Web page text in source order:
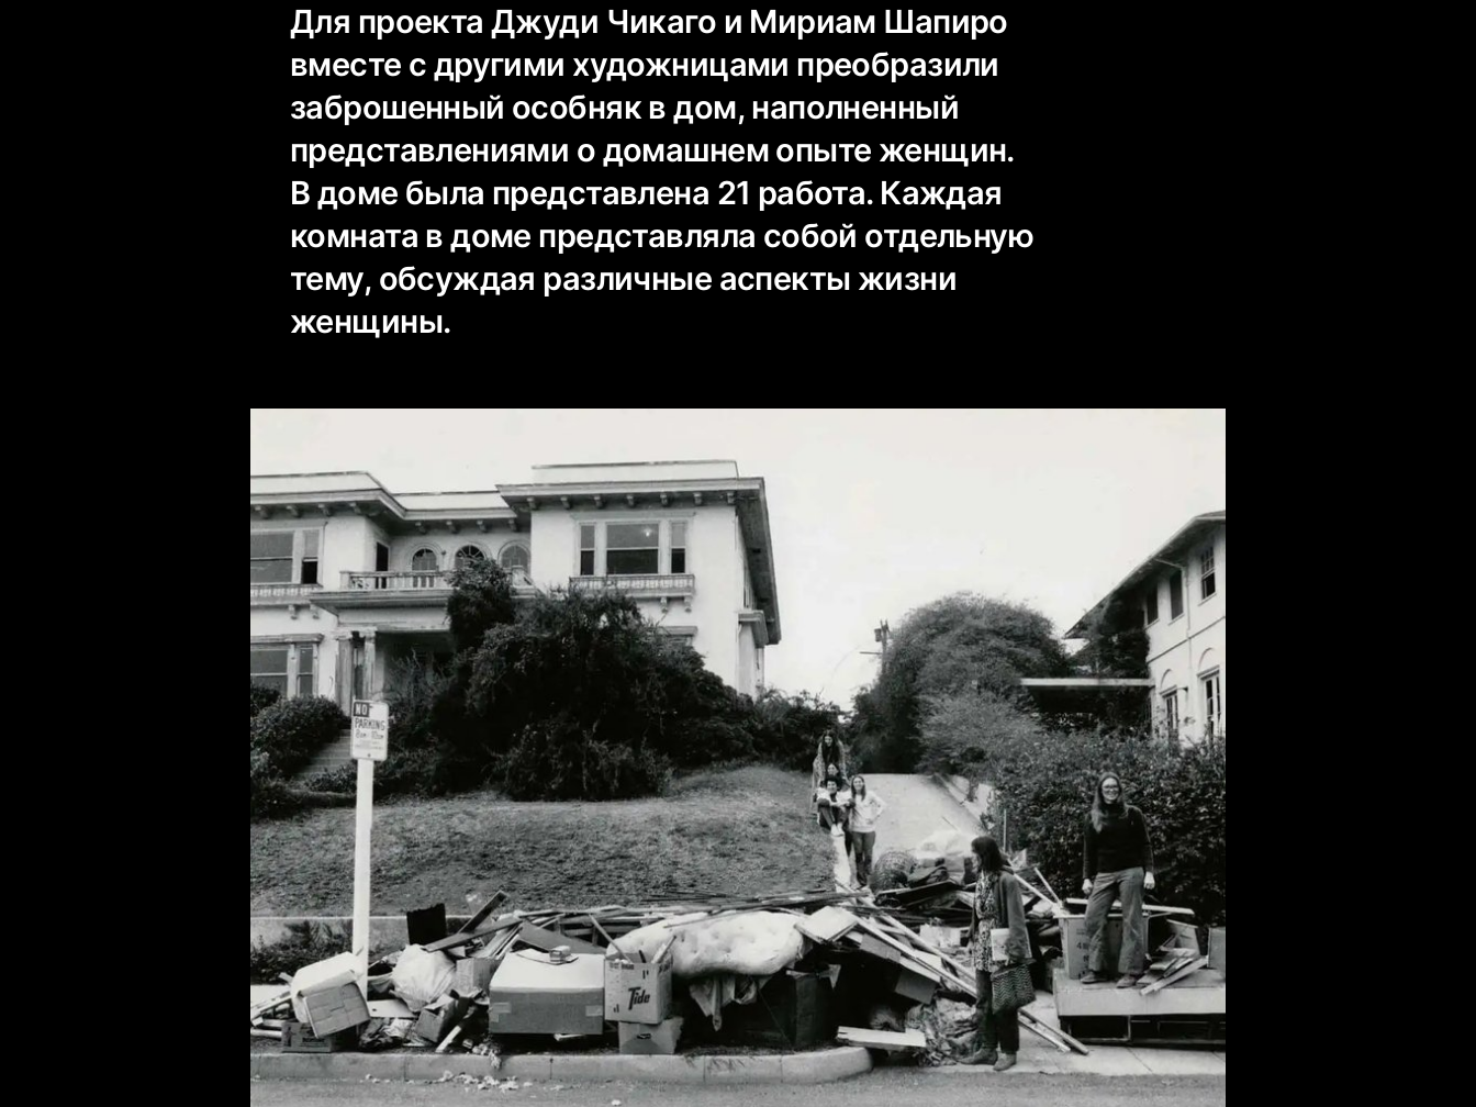
Для проекта Джуди Чикаго и Мириам Шапиро
вместе с другими художницами преобразили
заброшенный особняк в дом, наполненный
представлениями o домашнем опыте женщин.
В доме была представлена 21 работа. Каждая
комната в доме представляла собой отдельную
тему, обсуждая различные аспекты жизни
женщины.